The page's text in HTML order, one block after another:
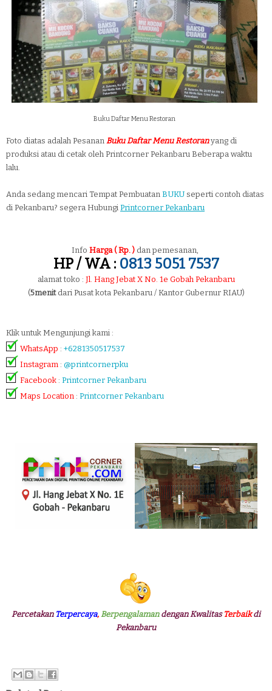
Buku Daftar Menu Restoran
Foto diatas adalah Pesanan Buku Daftar Menu Restoranyang di
produksi atau di cetak oleh Printcorner Pekanbaru Beberapa waktu
lalu.
Anda sedang mencari Tempat Pembuatan BUKU seperti contoh diatas
di Pekanbaru? segera Hubungi Printcorner Pekanbaru
Info Harga ( Rp. ) dan pemesanan,
HP / WA : 0813 5051 7537
alamat toko : Jl. Hang Jebat X No. 1e Gobah Pekanbaru
(5menitdari Pusat kota Pekanbaru / Kantor Gubernur RIAU)
Klik untuk Mengunjungi kami :
WhatsApp : +6281350517537
Instagram : @printcornerpku
Facebook : Printcorner Pekanbaru
Maps Location : Printcorner Pekanbaru
Percetakan Terpercaya, Berpengalamandengan Kwalitas Terbaik di
Pekanbaru